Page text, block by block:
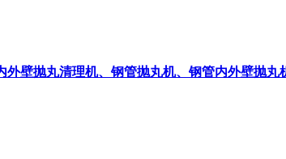
外壁抛丸清理机、钢管抛丸机、钢管内外壁抛